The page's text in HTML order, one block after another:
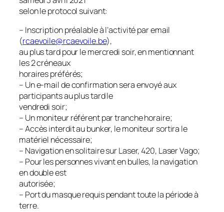
selon le protocol suivant:
– Inscription préalable à l’activité par email
(rcaevoile@rcaevoile.be),
au plus tard pour le mercredi soir, en mentionnant
les 2 créneaux
horaires préférés;
– Un e-mail de confirmation sera envoyé aux
participants au plus tard le
vendredi soir;
– Un moniteur référent par tranche horaire;
– Accès interdit au bunker, le moniteur sortira le
matériel nécessaire;
– Navigation en solitaire sur Laser, 420, Laser Vago;
– Pour les personnes vivant en bulles, la navigation
en double est
autorisée;
– Port du masque requis pendant toute la période à
terre.